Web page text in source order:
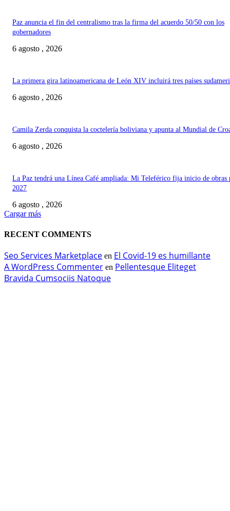
Paz anuncia el fin del centralismo tras la firma del acuerdo 50/50 con los
gobernadores
6 agosto , 2026
La primera gira latinoamericana de León XIV incluirá tres países
6 agosto , 2026
Camila Zerda conquista la coctelería boliviana y apunta al Mundial de
6 agosto , 2026
La Paz tendrá una Línea Café ampliada: Mi Teleférico fija inicio de obras
2027
6 agosto , 2026
Cargar más
RECENT COMMENTS
Seo Services Marketplace en El Covid-19 es humillante
A WordPress Commenter en Pellentesque Eliteget
Bravida Cumsociis Natoque